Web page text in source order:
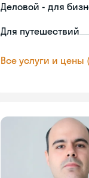
Деловой - для
Для путешествий
Все услуги и цены